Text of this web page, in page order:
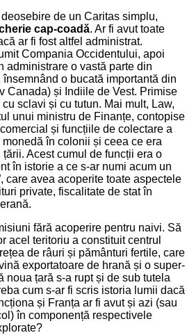
de un Caritas simplu,
cap-coadă. Ar fi avut toate
ar fi fost altfel administrat.
Compania Occidentului, apoi
administrare o vastă parte din
o bucată importantă din
Canada) și Indiile de Vest. Primise
sclavi și cu tutun. Mai mult, Law,
unui ministru de Finanțe, contopise
și funcțiile de colectare a
în colonii și ceea ce era
Acest cumul de funcții era o
în istorie a ce s-ar numi acum un
care avea acoperite toate aspectele
private, fiscalitate de stat în
fără acoperire pentru naivi. Să
acel teritoriu a constituit centrul
de râuri și pământuri fertile, care
exportatoare de hrană și o super-
noua țară s-a rupt și de sub tutela
cum s-ar fi scris istoria lumii dacă
și Franța ar fi avut și azi (sau
în componență respectivele